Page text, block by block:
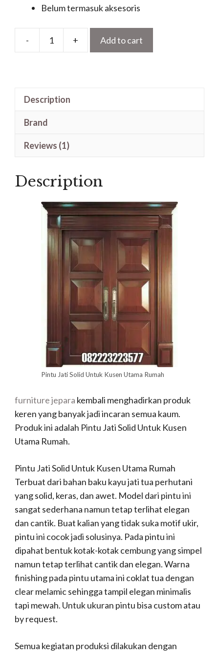
Belum termasuk aksesoris
-
Pintu
+ Add to cart
Description
Brand
Reviews (1)
Description
Pintu Jati Solid Untuk Kusen Utama Rumah
furniture jepara kembali menghadirkan produk
keren yang banyak jadi incaran semua kaum.
Produk ini adalah Pintu Jati Solid Untuk Kusen
Utama Rumah.
Pintu Jati Solid Untuk Kusen Utama Rumah
Terbuat dari bahan baku kayu jati tua perhutani
yang solid, keras, dan awet. Model dari pintu ini
sangat sederhana namun tetap terlihat elegan
dan cantik. Buat kalian yang tidak suka motif ukir,
pintu ini cocok jadi solusinya. Pada pintu ini
dipahat bentuk kotak-kotak cembung yang simpel
namun tetap terlihat cantik dan elegan. Warna
finishing pada pintu utama ini coklat tua dengan
clear melamic sehingga tampil elegan minimalis
tapi mewah. Untuk ukuran pintu bisa custom atau
by request.
Semua kegiatan produksi dilakukan dengan